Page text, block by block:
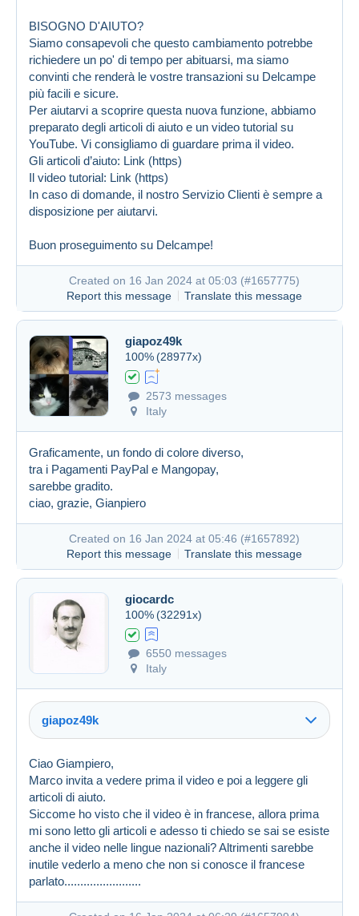
BISOGNO D'AIUTO?
Siamo consapevoli che questo cambiamento potrebbe
richiedere un po' di tempo per abituarsi, ma siamo
convinti che renderà le vostre transazioni su Delcampe
più facili e sicure.
Per aiutarvi a scoprire questa nuova funzione, abbiamo
preparato degli articoli di aiuto e un video tutorial su
YouTube. Vi consigliamo di guardare prima il video.
Gli articoli d’aiuto: Link (https)
Il video tutorial: Link (https)
In caso di domande, il nostro Servizio Clienti è sempre a
disposizione per aiutarvi.
Buon proseguimento su Delcampe!
Created on 16 Jan 2024 at 05:03 (#1657775)
Report this message
Translate this message
giapoz49k
100% (28977x)
2573 messages
Italy
Graficamente, un fondo di colore diverso,
tra i Pagamenti PayPal e Mangopay,
sarebbe gradito.
ciao, grazie, Gianpiero
Created on 16 Jan 2024 at 05:46 (#1657892)
Report this message
Translate this message
giocardc
100% (32291x)
6550 messages
Italy
giapoz49k
Created on 16 Jan 2024 at 05:46 #1657892
Ciao Giampiero,
Marco invita a vedere prima il video e poi a leggere gli
articoli di aiuto.
Siccome ho visto che il video è in francese, allora prima
mi sono letto gli articoli e adesso ti chiedo se sai se esiste
anche il video nelle lingue nazionali? Altrimenti sarebbe
inutile vederlo a meno che non si conosce il francese
parlato........................